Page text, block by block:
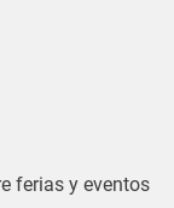
ferias y eventos